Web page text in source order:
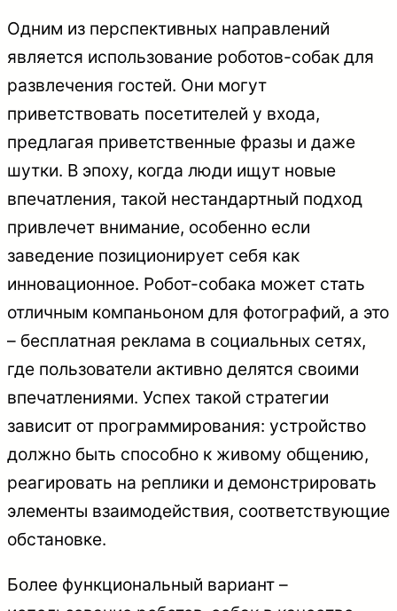
Одним из перспективных направлений
является использование роботов-собак для
развлечения гостей. Они могут
приветствовать посетителей у входа,
предлагая приветственные фразы и даже
шутки. В эпоху, когда люди ищут новые
впечатления, такой нестандартный подход
привлечет внимание, особенно если
заведение позиционирует себя как
инновационное. Робот-собака может стать
отличным компаньоном для фотографий, а это
– бесплатная реклама в социальных сетях,
где пользователи активно делятся своими
впечатлениями. Успех такой стратегии
зависит от программирования: устройство
должно быть способно к живому общению,
реагировать на реплики и демонстрировать
элементы взаимодействия, соответствующие
обстановке.
Более функциональный вариант –